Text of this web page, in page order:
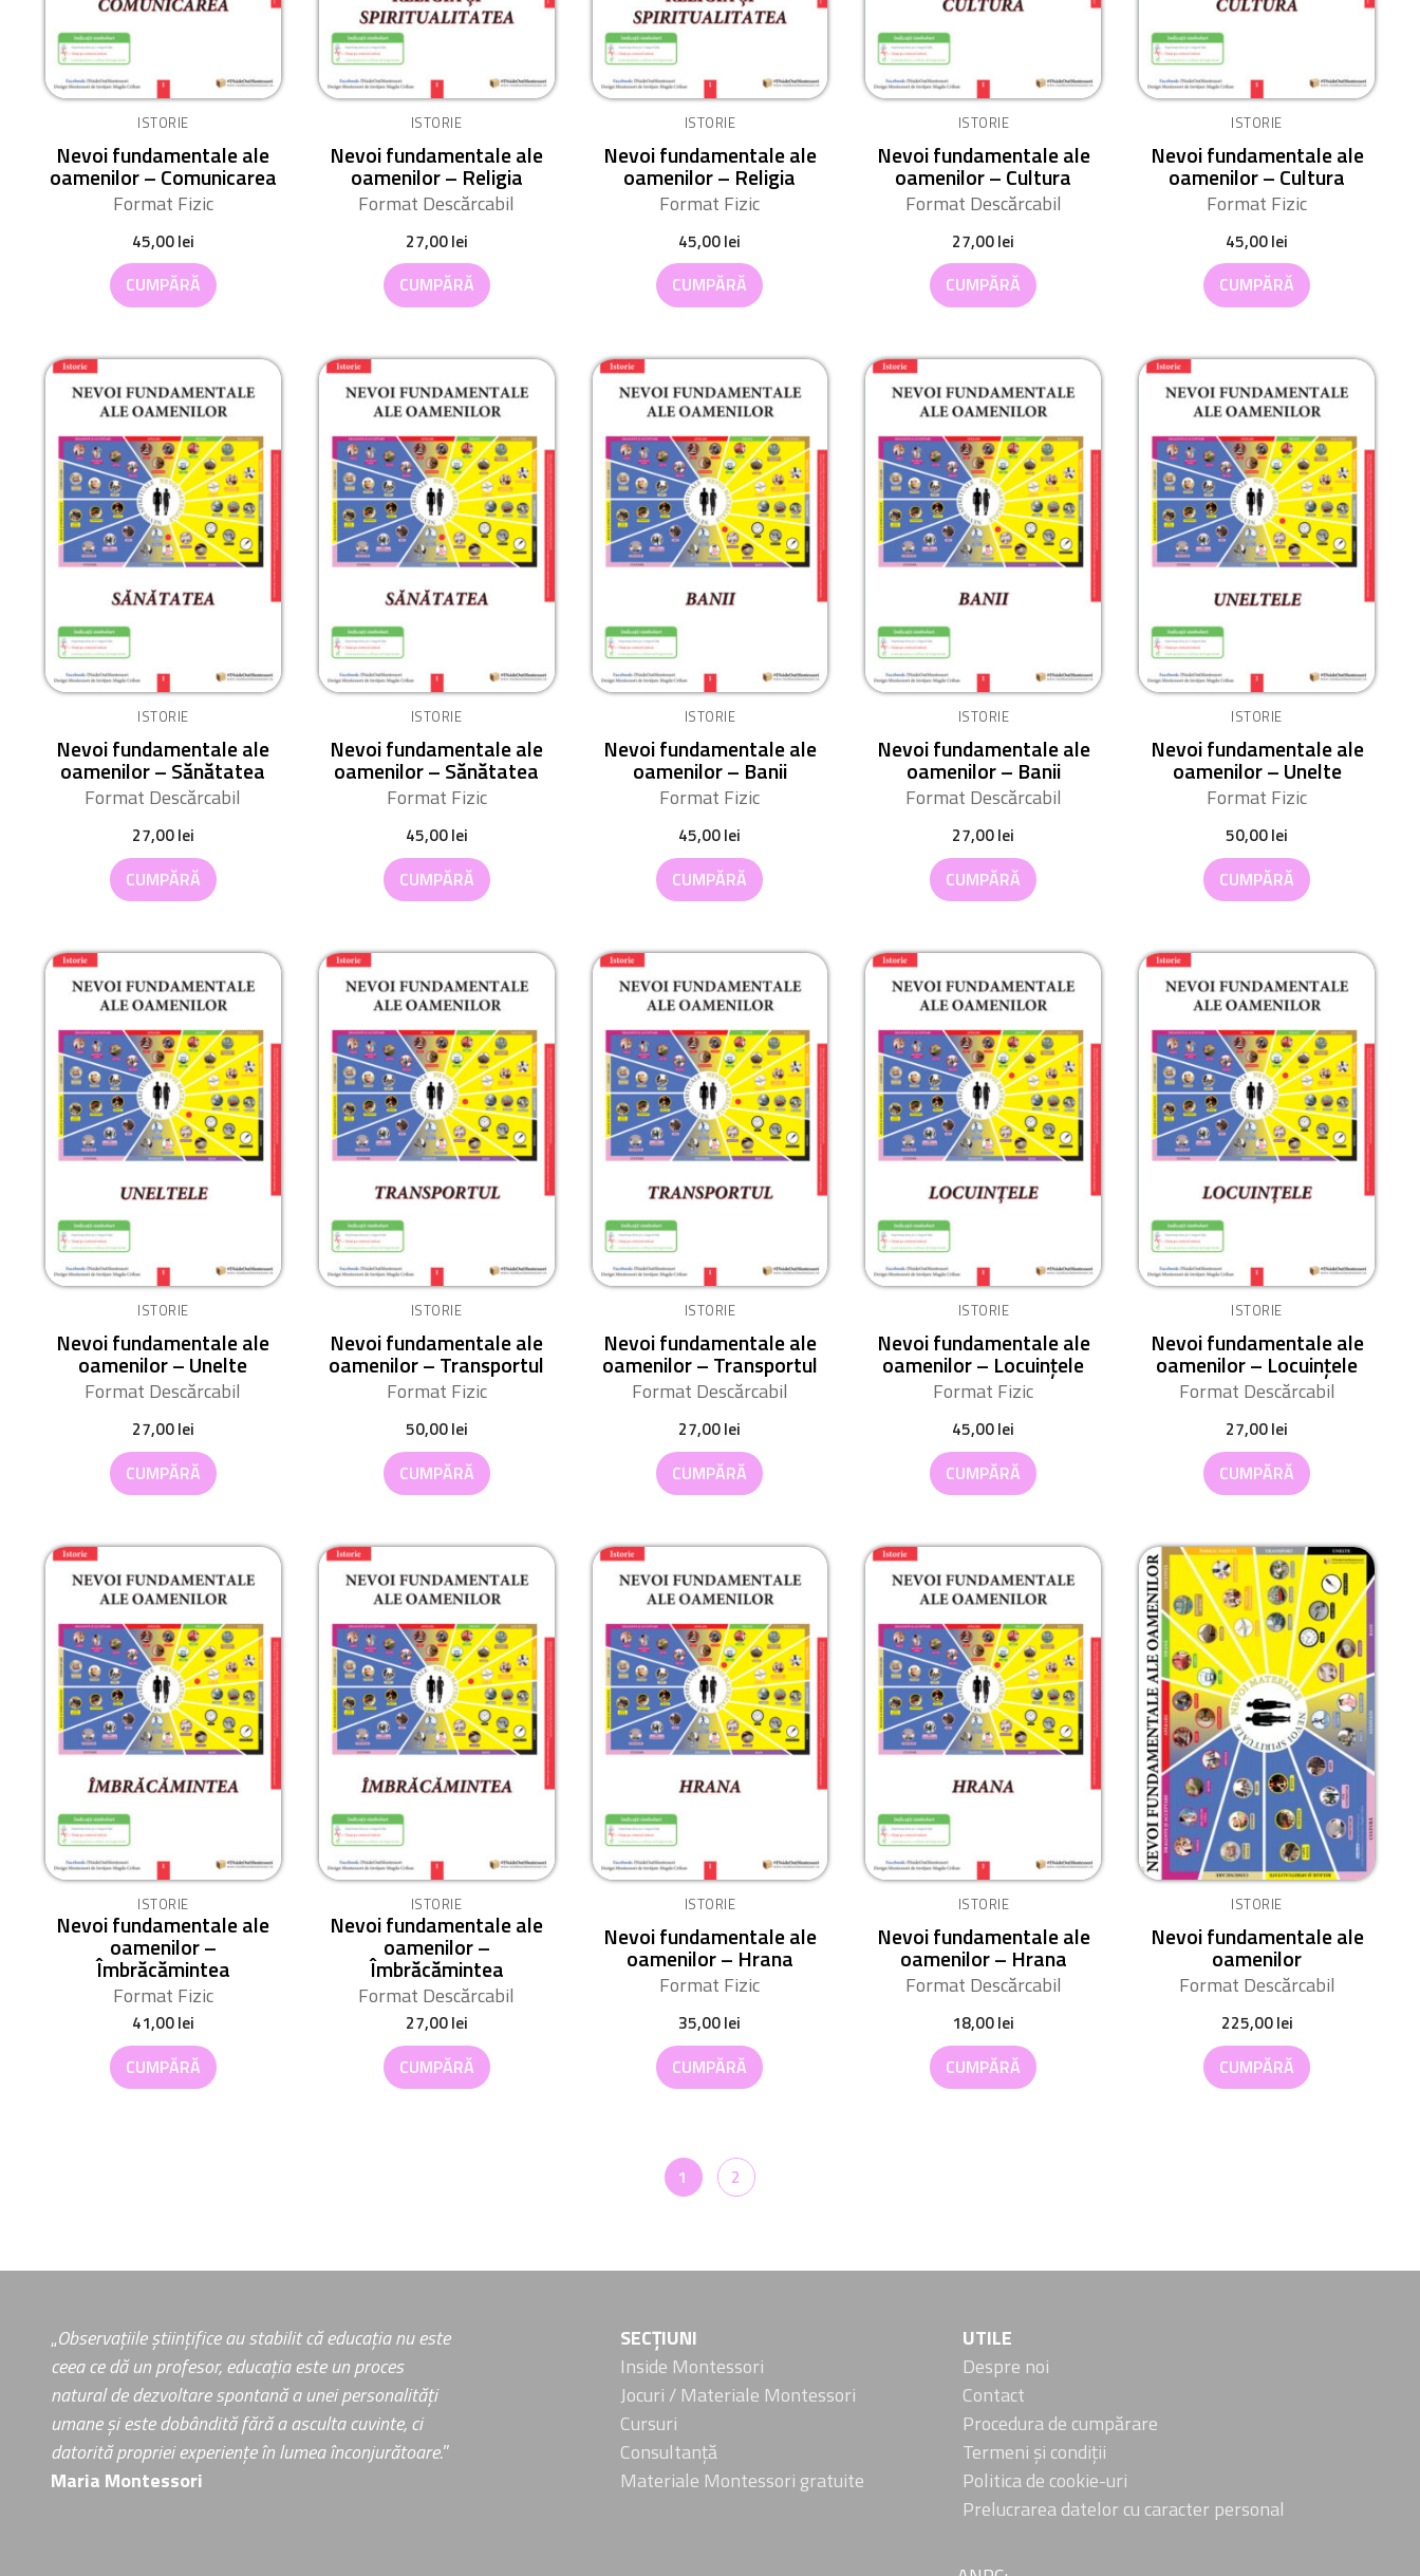
ISTORIE
Nevoi fundamentale ale
oamenilor – Comunicarea
Format Fizic
45,00lei
CUMPĂRĂ
ISTORIE
Nevoi fundamentale ale
oamenilor – Religia
Format Descărcabil
27,00lei
CUMPĂRĂ
ISTORIE
Nevoi fundamentale ale
oamenilor – Religia
Format Fizic
45,00lei
CUMPĂRĂ
ISTORIE
Nevoi fundamentale ale
oamenilor – Cultura
Format Descărcabil
27,00lei
CUMPĂRĂ
ISTORIE
Nevoi fundamentale ale
oamenilor – Cultura
Format Fizic
45,00lei
CUMPĂRĂ
ISTORIE
Nevoi fundamentale ale
oamenilor – Sănătatea
Format Descărcabil
27,00lei
CUMPĂRĂ
ISTORIE
Nevoi fundamentale ale
oamenilor – Sănătatea
Format Fizic
45,00lei
CUMPĂRĂ
ISTORIE
Nevoi fundamentale ale
oamenilor – Banii
Format Fizic
45,00lei
CUMPĂRĂ
ISTORIE
Nevoi fundamentale ale
oamenilor – Banii
Format Descărcabil
27,00lei
CUMPĂRĂ
ISTORIE
Nevoi fundamentale ale
oamenilor – Unelte
Format Fizic
50,00lei
CUMPĂRĂ
ISTORIE
Nevoi fundamentale ale
oamenilor – Unelte
Format Descărcabil
27,00lei
CUMPĂRĂ
ISTORIE
Nevoi fundamentale ale
oamenilor – Transportul
Format Fizic
50,00lei
CUMPĂRĂ
ISTORIE
Nevoi fundamentale ale
oamenilor – Transportul
Format Descărcabil
27,00lei
CUMPĂRĂ
ISTORIE
Nevoi fundamentale ale
oamenilor – Locuințele
Format Fizic
45,00lei
CUMPĂRĂ
ISTORIE
Nevoi fundamentale ale
oamenilor – Locuințele
Format Descărcabil
27,00lei
CUMPĂRĂ
ISTORIE
Nevoi fundamentale ale
oamenilor –
Îmbrăcămintea
Format Fizic
41,00lei
CUMPĂRĂ
ISTORIE
Nevoi fundamentale ale
oamenilor –
Îmbrăcămintea
Format Descărcabil
27,00lei
CUMPĂRĂ
ISTORIE
Nevoi fundamentale ale
oamenilor – Hrana
Format Fizic
35,00lei
CUMPĂRĂ
ISTORIE
Nevoi fundamentale ale
oamenilor – Hrana
Format Descărcabil
18,00lei
CUMPĂRĂ
ISTORIE
Nevoi fundamentale ale
oamenilor
Format Descărcabil
225,00lei
CUMPĂRĂ
1 2
„Observațiile științifice au stabilit că educația nu este
ceea ce dă un profesor, educația este un proces
natural de dezvoltare spontană a unei personalități
umane și este dobândită fără a asculta cuvinte, ci
datorită propriei experiențe în lumea înconjurătoare.”
Maria Montessori
SECȚIUNI
Inside Montessori
Jocuri / Materiale Montessori
Cursuri
Consultanță
Materiale Montessori gratuite
UTILE
Despre noi
Contact
Procedura de cumpărare
Termeni și condiții
Politica de cookie-uri
Prelucrarea datelor cu caracter personal